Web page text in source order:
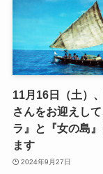
11月16日（土）
さんをお迎えし
ラ』と『女の島
ます
2024年9月27日